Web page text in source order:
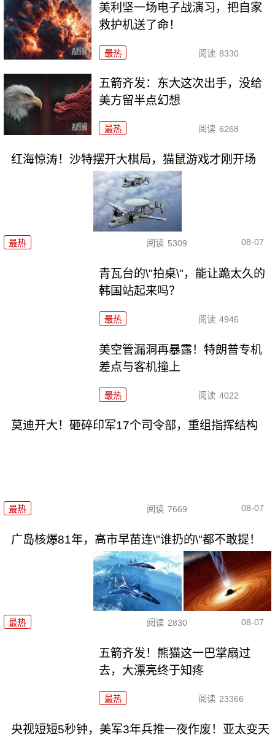
美利坚一场电子战演习，把自家
救护机送了命！
最热 阅读 8330
五箭齐发：东大这次出手，没给
美方留半点幻想
最热 阅读 6268
红海惊涛！沙特摆开大棋局，猫鼠游戏才刚开场
最热 阅读 5309 08-07
青瓦台的\"拍桌\"，能让跪太久的
韩国站起来吗？
最热 阅读 4946
美空管漏洞再暴露！特朗普专机
差点与客机撞上
最热 阅读 4022
莫迪开大！砸碎印军17个司令部，重组指挥结构
最热 阅读 7669 08-07
广岛核爆81年，高市早苗连\"谁扔的\"都不敢提！
最热 阅读 2830 08-07
五箭齐发！熊猫这一巴掌扇过
去，大漂亮终于知疼
最热 阅读 23366
央视短短5秒钟，美军3年兵推一夜作废！亚太变天